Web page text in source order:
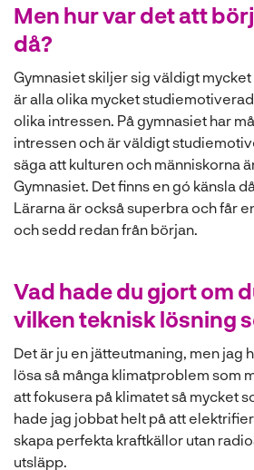
Men hur var det att
då?
Gymnasiet skiljer sig väldigt
är alla olika mycket
olika intressen. På gymnasiet har
intressen och är väldigt
säga att kulturen och människorna
Gymnasiet. Det finns en gó känsla
Lärarna är också superbra och får
och sedd redan från början.
Vad hade du gjort om
vilken teknisk lösning
Det är ju en jätteutmaning, men jag
lösa så många klimatproblem som
att fokusera på klimatet så mycket
hade jag jobbat helt på att
skapa perfekta kraftkällor utan
utsläpp.